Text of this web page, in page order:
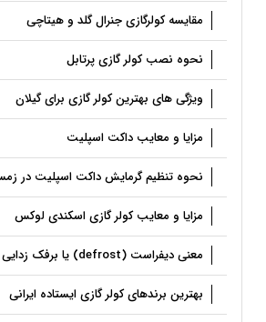
مقایسه کولرگازی جنرال گلد و هیتاچی
نحوه نصب کولر گازی پرتابل
ویژگی های بهترین کولر گازی برای گیلان
مزایا و معایب داکت اسپلیت
نحوه تنظیم گرمایش داکت اسپلیت در
مزایا و معایب کولر گازی اسکندی لوکس
معنی دیفراست (defrost) یا برفک زدایی در کولر گازی
بهترین برندهای کولر گازی ایستاده ایرانی